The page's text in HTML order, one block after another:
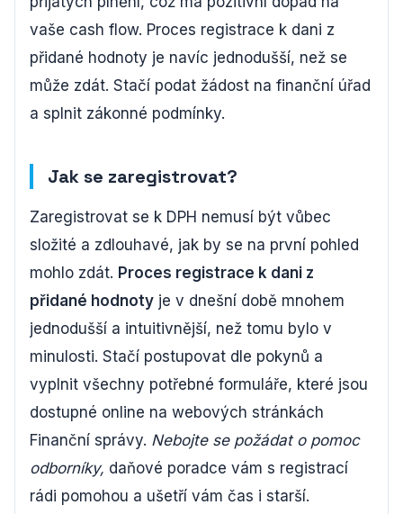
vaše cash flow. Proces registrace k dani z
přidané hodnoty je navíc jednodušší, než se
může zdát. Stačí podat žádost na finanční úřad
a splnit zákonné podmínky.
Jak se zaregistrovat?
Zaregistrovat se k DPH nemusí být vůbec
složité a zdlouhavé, jak by se na první pohled
mohlo zdát. Proces registrace k dani z
přidané hodnoty je v dnešní době mnohem
jednodušší a intuitivnější, než tomu bylo v
minulosti. Stačí postupovat dle pokynů a
vyplnit všechny potřebné formuláře, které jsou
dostupné online na webových stránkách
Finanční správy. Nebojte se požádat o pomoc
odborníky, daňové poradce vám s registrací
rádi pomohou a ušetří vám čas i starší.